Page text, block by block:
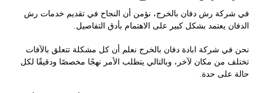
في شركة رش دفان بالخرج، نؤمن أن النجاح في تقديم خدمات رش
الدفان يعتمد بشكل كبير على الاهتمام بأدق التفاصيل.
نحن في شركة ابادة دفان بالخرج نعلم أن كل مشكلة تتعلق بالآفات
تختلف من مكان لآخر، وبالتالي يتطلب الأمر نهجًا مخصصًا ودقيقًا لكل
حالة على حدة.